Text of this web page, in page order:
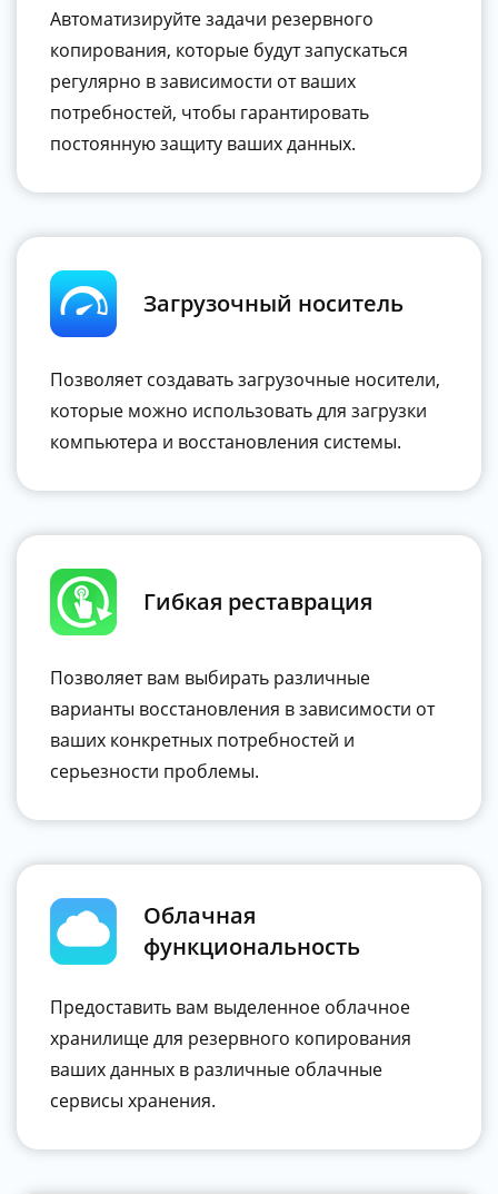
Автоматизируйте задачи резервного
копирования, которые будут запускаться
регулярно в зависимости от ваших
потребностей, чтобы гарантировать
постоянную защиту ваших данных.
Загрузочный носитель
Позволяет создавать загрузочные носители,
которые можно использовать для загрузки
компьютера и восстановления системы.
Гибкая реставрация
Позволяет вам выбирать различные
варианты восстановления в зависимости от
ваших конкретных потребностей и
серьезности проблемы.
Облачная
функциональность
Предоставить вам выделенное облачное
хранилище для резервного копирования
ваших данных в различные облачные
сервисы хранения.